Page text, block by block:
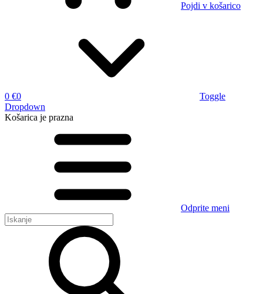
Pojdi v košarico
0 €0
Toggle
Dropdown
Košarica je prazna
Odprite meni